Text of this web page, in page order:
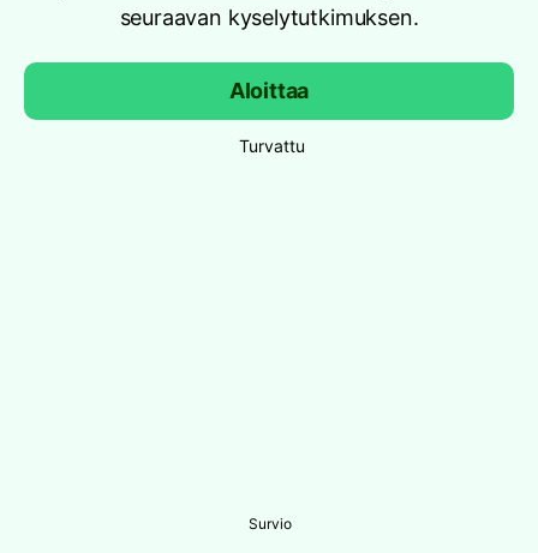
seuraavan kyselytutkimuksen.
Aloittaa
Turvattu
Survio